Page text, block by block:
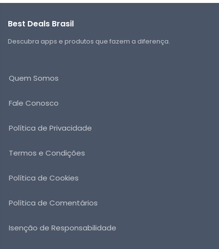
Best Deals Brasil
Descubra apps e produtos que fazem a diferença.
Quem Somos
Fale Conosco
Política de Privacidade
Termos e Condições
Política de Cookies
Política de Comentários
Isenção de Responsabilidade